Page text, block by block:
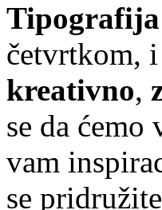
Tipografija
četvrtkom,
kreativno,
se da
vam
se